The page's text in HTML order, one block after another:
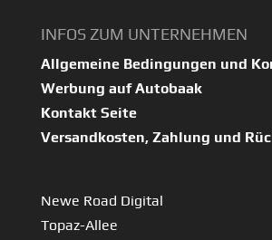
INFOS ZUM UNTERNEHMEN
Allgemeine Bedingungen und
Werbung auf Autobaak
Kontakt Seite
Versandkosten, Zahlung und
Newe Road Digital
Topaz-Allee